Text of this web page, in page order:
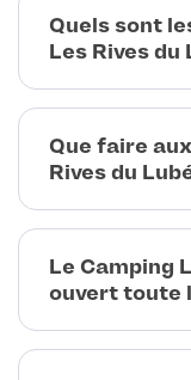
Quels sont
Les Rives
Que faire
Rives du
Le Camping
ouvert toute